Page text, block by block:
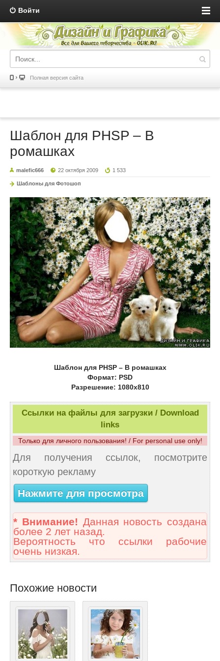
Войти
Полная версия сайта
Шаблон для PHSP – В
ромашках
malefic666 22 октября 2009 1 533
Шаблоны для Фотошоп
Шаблон для PHSP – В ромашках
Формат: PSD
Разрешение: 1080х810
Ссылки на файлы для загрузки / Download
links
Только для личного пользования! / For personal use only!
Для получения ссылок, посмотрите
короткую рекламу
Нажмите для просмотра
* Внимание! Данная новость создана
более 2 лет назад.
Вероятность что ссылки рабочие
очень низкая.
Похожие новости